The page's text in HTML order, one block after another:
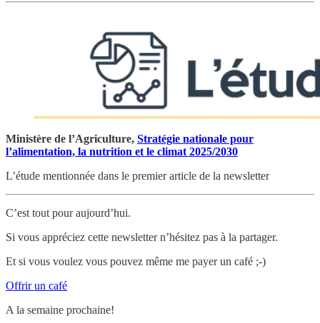
Ministère de l’Agriculture, Stratégie nationale pour
l’alimentation, la nutrition et le climat 2025/2030
L’étude mentionnée dans le premier article de la newsletter
C’est tout pour aujourd’hui.
Si vous appréciez cette newsletter n’hésitez pas à la partager.
Et si vous voulez vous pouvez même me payer un café ;-)
Offrir un café
A la semaine prochaine!